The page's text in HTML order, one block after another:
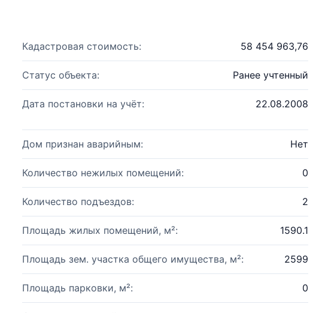
Кадастровая стоимость: 58 454 963,76
Статус объекта: Ранее учтенный
Дата постановки на учёт: 22.08.2008
Дом признан аварийным: Нет
Количество нежилых помещений: 0
Количество подъездов: 2
Площадь жилых помещений, м²: 1590.1
Площадь зем. участка общего имущества, м²: 2599
Площадь парковки, м²: 0